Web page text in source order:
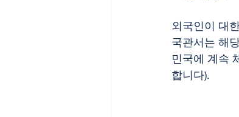
외국인이 대
국관서는 해
민국에 계속
합니다).